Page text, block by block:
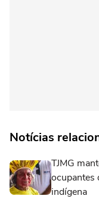
Notícias
TJMG
ocupantes
indígena